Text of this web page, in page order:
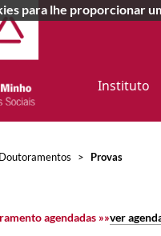
Instituto
Doutoramentos > Provas
agendadas »»ver
para lhe proporcionar